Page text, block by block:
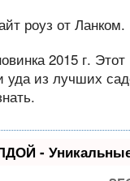
2015 г.
уда из лучших
- Уникальные